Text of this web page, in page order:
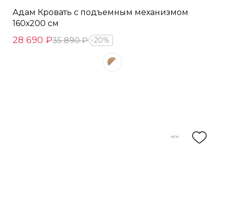
Адам Кровать с подъемным механизмом
160х200 см
28 690 ₽35 890 ₽ 20%